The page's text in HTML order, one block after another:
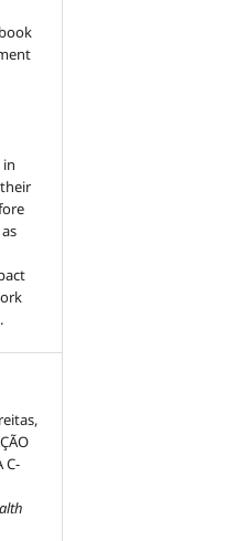
C-